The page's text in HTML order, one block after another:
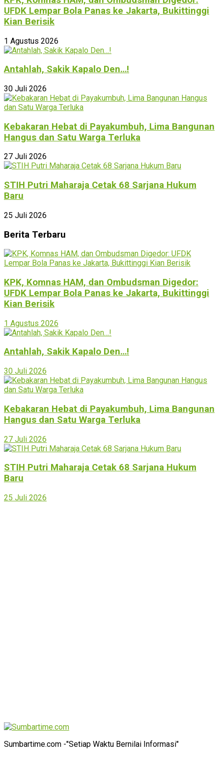
UFDK Lempar Bola Panas ke Jakarta, Bukittinggi
Kian Berisik
1 Agustus 2026
Antahlah, Sakik Kapalo Den…!
30 Juli 2026
Kebakaran Hebat di Payakumbuh, Lima Bangunan
Hangus dan Satu Warga Terluka
27 Juli 2026
STIH Putri Maharaja Cetak 68 Sarjana Hukum
Baru
25 Juli 2026
Berita Terbaru
KPK, Komnas HAM, dan Ombudsman Digedor:
UFDK Lempar Bola Panas ke Jakarta, Bukittinggi
Kian Berisik
1 Agustus 2026
Antahlah, Sakik Kapalo Den…!
30 Juli 2026
Kebakaran Hebat di Payakumbuh, Lima Bangunan
Hangus dan Satu Warga Terluka
27 Juli 2026
STIH Putri Maharaja Cetak 68 Sarjana Hukum
Baru
25 Juli 2026
Sumbartime.com -"Setiap Waktu Bernilai Informasi"